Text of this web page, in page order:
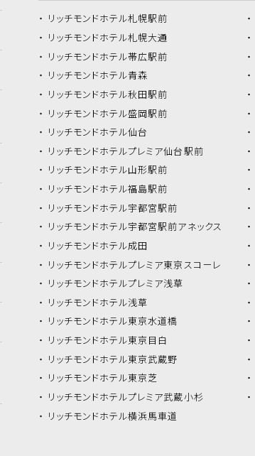
リッチモンドホテル札幌駅前
リッチモンドホテル札幌大通
リッチモンドホテル帯広駅前
リッチモンドホテル青森
リッチモンドホテル秋田駅前
リッチモンドホテル盛岡駅前
リッチモンドホテル仙台
リッチモンドホテルプレミア仙台駅前
リッチモンドホテル山形駅前
リッチモンドホテル福島駅前
リッチモンドホテル宇都宮駅前
リッチモンドホテル宇都宮駅前アネックス
リッチモンドホテル成田
リッチモンドホテルプレミア東京スコーレ
リッチモンドホテルプレミア浅草
リッチモンドホテル浅草
リッチモンドホテル東京水道橋
リッチモンドホテル東京目白
リッチモンドホテル東京武蔵野
リッチモンドホテル東京芝
リッチモンドホテルプレミア武蔵小杉
リッチモンドホテル横浜馬車道